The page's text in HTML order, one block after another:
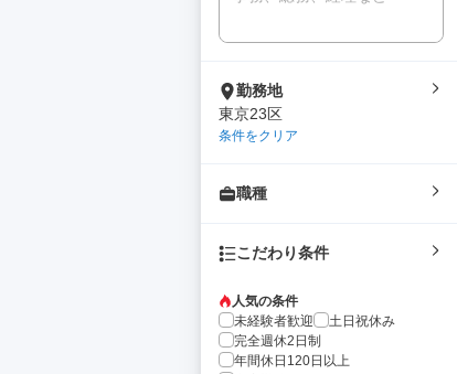
勤務地
東京23区
条件をクリア
職種
こだわり条件
人気の条件
未経験者歓迎
土日祝休み
完全週休2日制
年間休日120日以上